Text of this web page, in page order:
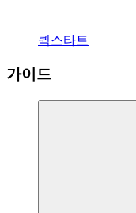
퀵스타트
가이드